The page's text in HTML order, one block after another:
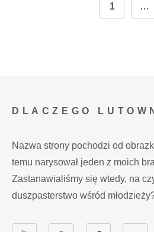
1 …
DLACZEGO
Nazwa strony pochodzi od
temu narysował jeden z moich
Zastanawialiśmy się wtedy, na
duszpasterstwo wśród